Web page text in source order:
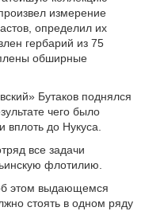
измерение
определил их
гербарий из 75
обширные
Бутаков поднялся
чего было
вплоть до Нукуса.
все задачи
флотилию.
этом выдающемся
стоять в одном ряду